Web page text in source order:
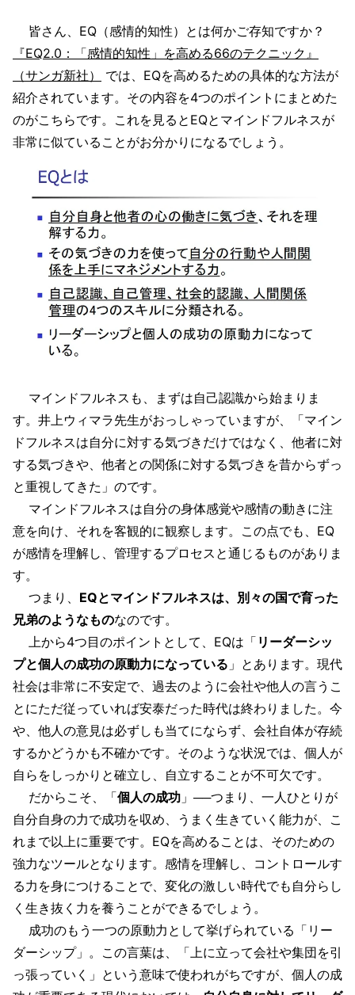
皆さん、EQ（感情的知性）とは何かご存知ですか？
『EQ2.0：「感情的知性」を高める66のテクニック』
（サンガ新社）
では、EQを高めるための具体的な方法が
紹介されています。その内容を4つのポイントにまとめた
のがこちらです。これを見るとEQとマインドフルネスが
非常に似ていることがお分かりになるでしょう。
マインドフルネスも、まずは自己認識から始まりま
す。井上ウィマラ先生がおっしゃっていますが、「マイン
ドフルネスは自分に対する気づきだけではなく、他者に対
する気づきや、他者との関係に対する気づきを昔からずっ
と重視してきた」のです。
マインドフルネスは自分の身体感覚や感情の動きに注
意を向け、それを客観的に観察します。この点でも、EQ
が感情を理解し、管理するプロセスと通じるものがありま
す。
つまり、 EQとマインドフルネスは、別々の国で育った
兄弟のようなものなのです。
上から4つ目のポイントとして、EQは「 リーダーシッ
プと個人の成功の原動力になっている 」とあります。現代
社会は非常に不安定で、過去のように会社や他人の言うこ
とにただ従っていれば安泰だった時代は終わりました。今
や、他人の意見は必ずしも当てにならず、会社自体が存続
するかどうかも不確かです。そのような状況では、個人が
自らをしっかりと確立し、自立することが不可欠です。
だからこそ、「個人の成功 」──つまり、一人ひとりが
自分自身の力で成功を収め、うまく生きていく能力が、こ
れまで以上に重要です。EQを高めることは、そのための
強力なツールとなります。感情を理解し、コントロールす
る力を身につけることで、変化の激しい時代でも自分らし
く生き抜く力を養うことができるでしょう。
成功のもう一つの原動力として挙げられている「リー
ダーシップ」。この言葉は、「上に立って会社や集団を引
っ張っていく」という意味で使われがちですが、個人の成